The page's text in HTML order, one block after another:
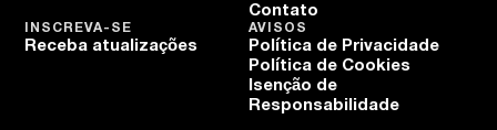
Contato
AVISOS
Política de Privacidade
Política de Cookies
Isenção de
Responsabilidade
INSCREVA-SE
Receba atualizações